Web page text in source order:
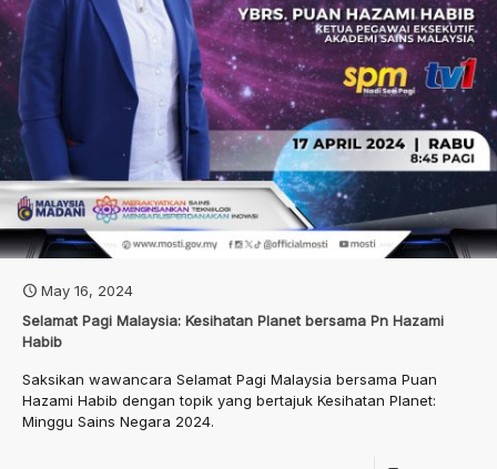
May 16, 2024
Selamat Pagi Malaysia: Kesihatan Planet bersama Pn Hazami
Habib
Saksikan wawancara Selamat Pagi Malaysia bersama Puan
Hazami Habib dengan topik yang bertajuk Kesihatan Planet:
Minggu Sains Negara 2024.